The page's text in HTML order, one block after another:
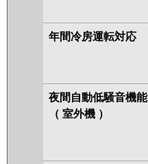
年間冷房運転対応
夜間自動低騒音機能
（ 室外機 ）